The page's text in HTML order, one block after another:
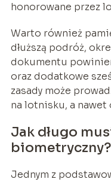
honorowane przez
Warto również
dłuższą podróż,
dokumentu
oraz dodatkowe
zasady może
na lotnisku, a nawet
Jak długo
biometryczny?
Jednym z